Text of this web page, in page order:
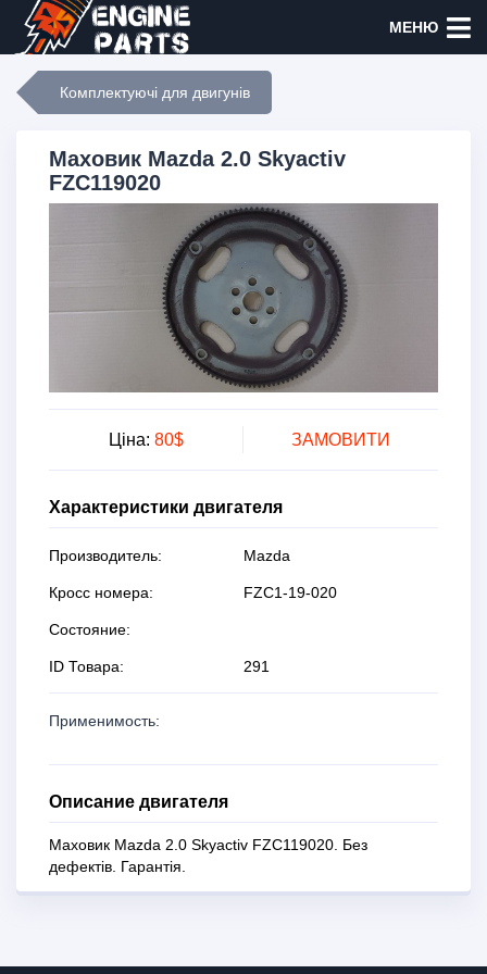
МЕНЮ
Комплектуючі для двигунів
Маховик Mazda 2.0 Skyactiv
FZC119020
Ціна: 80$ ЗАМОВИТИ
Характеристики двигателя
Производитель: Mazda
Кросс номера: FZC1-19-020
Состояние:
ID Товара: 291
Применимость:
Описание двигателя
Маховик Mazda 2.0 Skyactiv FZC119020. Без
дефектів. Гарантія.